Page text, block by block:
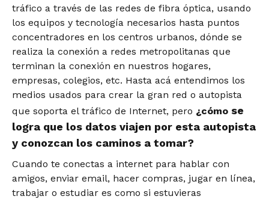
tráfico a través de las redes de fibra óptica, usando
los equipos y tecnología necesarios hasta puntos
concentradores en los centros urbanos, dónde se
realiza la conexión a redes metropolitanas que
terminan la conexión en nuestros hogares,
empresas, colegios, etc. Hasta acá entendimos los
medios usados para crear la gran red o autopista
que soporta el tráfico de Internet, pero ¿cómo se
logra que los datos viajen por esta autopista
y conozcan los caminos a tomar?
Cuando te conectas a internet para hablar con
amigos, enviar email, hacer compras, jugar en línea,
trabajar o estudiar es como si estuvieras